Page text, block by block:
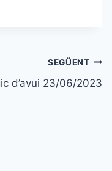
SEGÜENT
d’avui 23/06/2023